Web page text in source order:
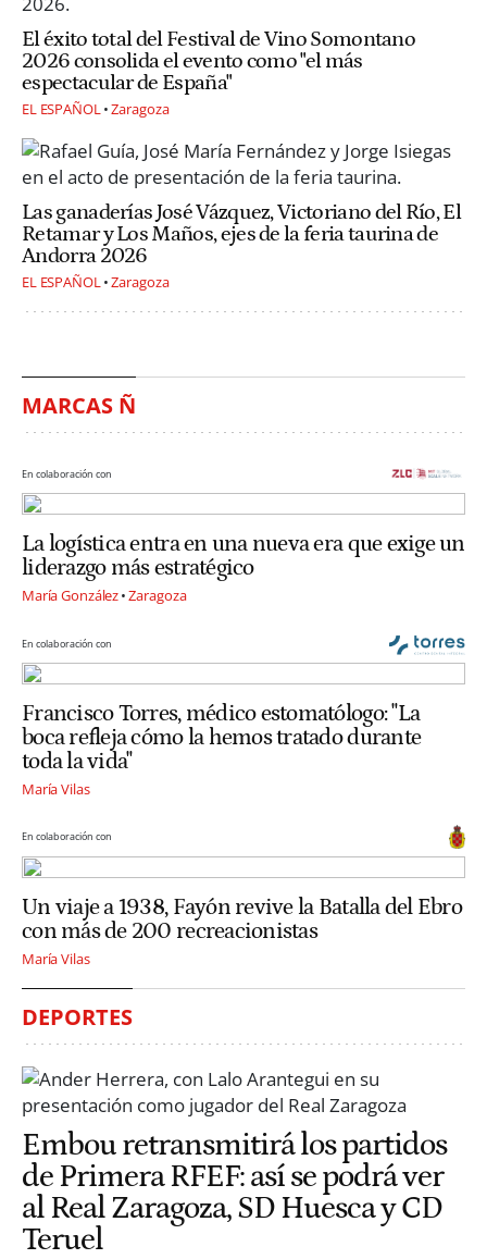
El éxito total del Festival de Vino Somontano
2026 consolida el evento como "el más
espectacular de España"
EL ESPAÑOL Zaragoza
Las ganaderías José Vázquez, Victoriano del Río, El
Retamar y Los Maños, ejes de la feria taurina de
Andorra 2026
EL ESPAÑOL Zaragoza
MARCAS Ñ
En colaboración con
La logística entra en una nueva era que exige un
liderazgo más estratégico
María González Zaragoza
En colaboración con
Francisco Torres, médico estomatólogo: "La
boca refleja cómo la hemos tratado durante
toda la vida"
María Vilas
En colaboración con
Un viaje a 1938, Fayón revive la Batalla del Ebro
con más de 200 recreacionistas
María Vilas
DEPORTES
Embou retransmitirá los partidos
de Primera RFEF: así se podrá ver
al Real Zaragoza, SD Huesca y CD
Teruel